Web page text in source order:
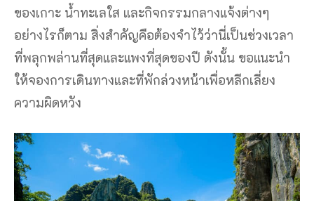
ของเกาะ น้ำทะเลใส และกิจกรรมกลางแจ้งต่างๆ
อย่างไรก็ตาม สิ่งสำคัญคือต้องจำไว้ว่านี่เป็นช่วงเวลา
ที่พลุกพล่านที่สุดและแพงที่สุดของปี ดังนั้น ขอแนะนำ
ให้จองการเดินทางและที่พักล่วงหน้าเพื่อหลีกเลี่ยง
ความผิดหวัง